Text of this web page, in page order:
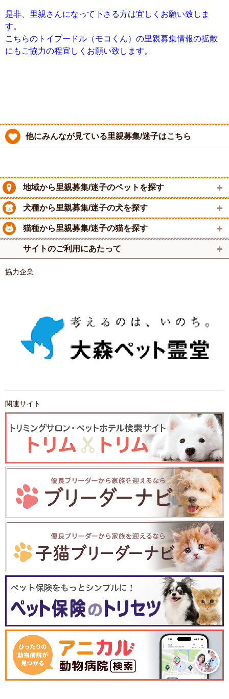
是非、里親さんになって下さる方は宜しくお願い致しま
す。
こちらのトイプードル（モコくん）の里親募集情報の拡散
にもご協力の程宜しくお願い致します。
他にみんなが見ている里親募集/迷子はこちら
地域から里親募集/迷子のペットを探す
犬種から里親募集/迷子の犬を探す
猫種から里親募集/迷子の猫を探す
サイトのご利用にあたって
協力企業
関連サイト